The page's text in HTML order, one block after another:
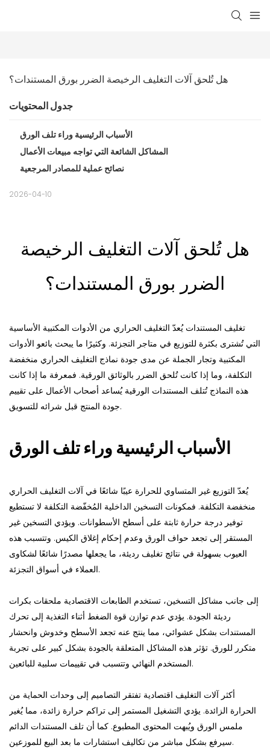
هل تُلحق آلات التغليف الرخيصة الضرر بورق المستندات؟
جدول المحتويات
الأسباب الرئيسية وراء تلف الورق
المشاكل الشائعة التي تواجه مبيعات الأعمال
نصائح عملية للمصادر المرجعية
2026-04-10
هل تُلحق آلات التغليف الرخيصة
الضرر بورق المستندات؟
تغليف المستندات يُعدّ التغليف الحراري من الأدوات المكتبية الأساسية
التي تُشترى بكثرة للتوزيع في متاجر التجزئة. وكثيرًا ما يبحث بائعو الأدوات
المكتبية وتجار الجملة عن مدى جودة نماذج التغليف الحراري منخفضة
التكلفة، وما إذا كانت تُلحق الضرر بالوثائق الورقية. فمعرفة ما إذا كانت
هذه النماذج تُتلف المستندات الورقية يُساعد أصحاب الأعمال على تقييم
جودة المنتج قبل شرائه للتسويق.
الأسباب الرئيسية وراء تلف الورق
يُعدّ التوزيع غير المتساوي للحرارة عيبًا شائعًا في آلات التغليف الحراري
منخفضة التكلفة. فمكونات التسخين الداخلية المُخفّضة التكلفة لا تستطيع
توفير درجة حرارة ثابتة على أسطح الأسطوانات. ويؤدي التسخين غير
المستقر إلى تجعد حواف الورق وعدم إحكام إغلاق الكيس. وتتسبب هذه
العيوب بسهولة في نتائج تغليف رديئة، ما يجعلها مصدرًا شائعًا لشكاوى
العملاء في أسواق التجزئة.
إلى جانب مشاكل التسخين، تستخدم الطابعات الاقتصادية ملحقات بكرات
رديئة الجودة. يؤدي عدم توازن قوة الضغط أثناء التغذية إلى تحرك
المستندات بشكل عشوائي، مما ينتج عنه تجعد الأسطح وخدوش وانحشار
متكرر للورق. تؤثر هذه المشاكل المتعلقة بالجودة بشكل كبير على تجربة
المستخدم النهائي وتتسبب في تقييمات سلبية للبائعين.
أكثر آلات التغليف اقتصادية تفتقر التصاميم إلى وحدات الحماية من
الحرارة الزائدة. يؤدي التشغيل المستمر إلى تراكم حرارة زائدة، مما يُغير
ملمس الورق ويُبهت المحتوى المطبوع. كما أن تلف المستندات الدائم
سيرفع بشكل مباشر من تكاليف استشارات ما بعد البيع للموزعين.